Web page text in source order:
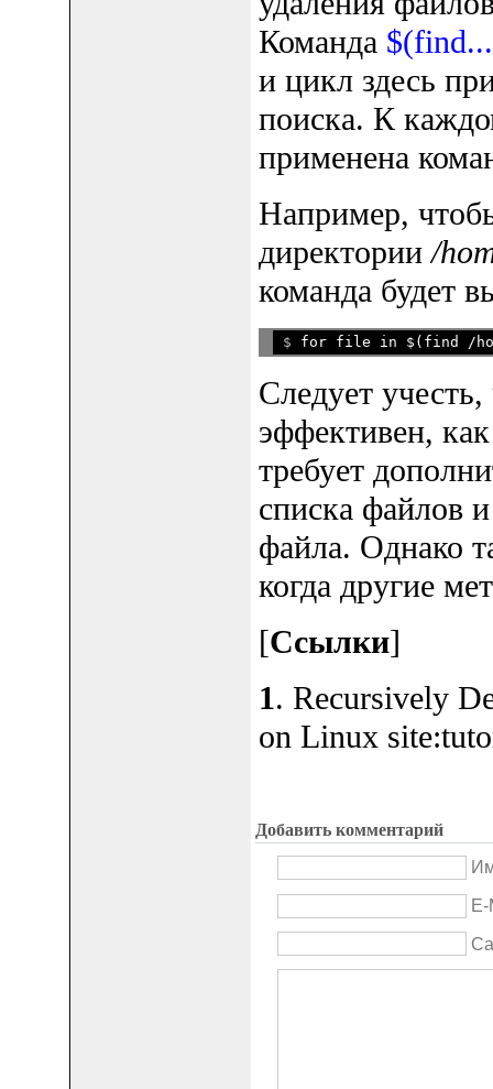
Команда
и цикл здесь
поиска. К
применена
Например,
директории/
команда будет
$
Следует
эффективен,
требует
списка файлов
файла. Однако
когда другие
[Ссылки]
1. Recursively
on Linux
Добавить комментарий